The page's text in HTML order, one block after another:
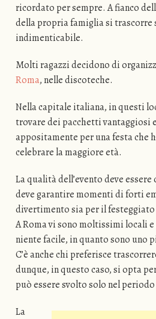
ricordato per sempre. A fianco
della propria famiglia si trascorre
indimenticabile.
Molti ragazzi decidono di
Roma, nelle discoteche.
Nella capitale italiana, in questi
trovare dei pacchetti vantaggiosi
appositamente per una festa che
celebrare la maggiore età.
La qualità dell’evento deve
deve garantire momenti di forti
divertimento sia per il
A Roma vi sono moltissimi locali e
niente facile, in quanto sono uno
C’è anche chi preferisce
dunque, in questo caso, si opta
può essere svolto solo nel
La